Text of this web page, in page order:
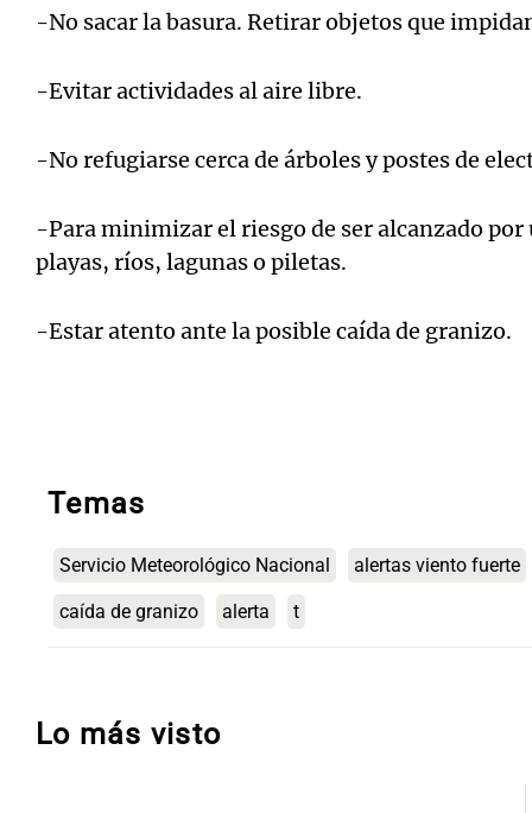
-No sacar la basura. Retirar objetos que
-Evitar actividades al aire libre.
-No refugiarse cerca de árboles y postes de
-Para minimizar el riesgo de ser alcanzado
playas, ríos, lagunas o piletas.
-Estar atento ante la posible caída de granizo.
Temas
Servicio Meteorológico Nacional alertas viento fuerte
caída de granizo alerta t
Lo más visto